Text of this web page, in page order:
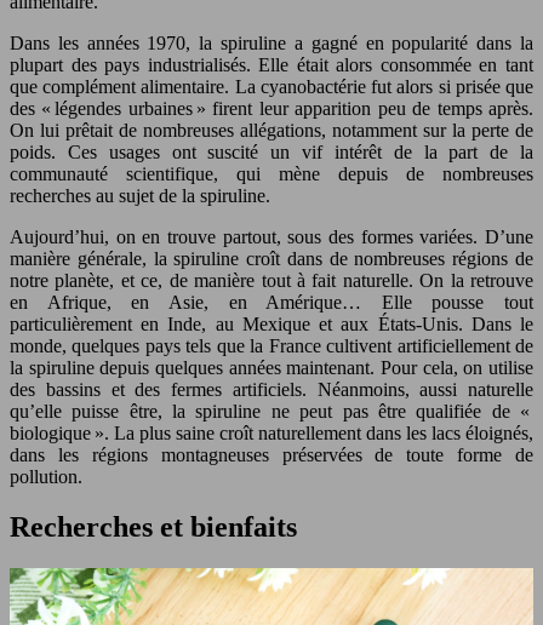
Dans les années 1970, la spiruline a gagné en popularité dans la
plupart des pays industrialisés. Elle était alors consommée en tant
que complément alimentaire. La cyanobactérie fut alors si prisée que
des « légendes urbaines » firent leur apparition peu de temps après.
On lui prêtait de nombreuses allégations, notamment sur la perte de
poids. Ces usages ont suscité un vif intérêt de la part de la
communauté scientifique, qui mène depuis de nombreuses
recherches au sujet de la spiruline.
Aujourd’hui, on en trouve partout, sous des formes variées. D’une
manière générale, la spiruline croît dans de nombreuses régions de
notre planète, et ce, de manière tout à fait naturelle. On la retrouve
en Afrique, en Asie, en Amérique… Elle pousse tout
particulièrement en Inde, au Mexique et aux États-Unis. Dans le
monde, quelques pays tels que la France cultivent artificiellement de
la spiruline depuis quelques années maintenant. Pour cela, on utilise
des bassins et des fermes artificiels. Néanmoins, aussi naturelle
qu’elle puisse être, la spiruline ne peut pas être qualifiée de «
biologique ». La plus saine croît naturellement dans les lacs éloignés,
dans les régions montagneuses préservées de toute forme de
pollution.
Recherches et bienfaits